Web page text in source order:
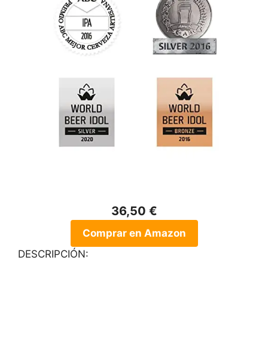
36,50 €
Comprar en Amazon
DESCRIPCIÓN: